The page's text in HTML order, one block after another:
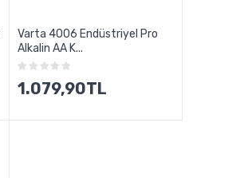
Varta 4006 Endüstriyel Pro
Alkalin AA K...
1.079,90TL